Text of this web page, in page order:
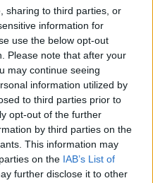
sharing to third parties, or
information for
use the below opt-out
Please note that after your
may continue seeing
information utilized by
to third parties prior to
opt-out of the further
by third parties on the
This information may
on the IAB’s List of
further disclose it to other
une panne de Facebook,
semble avoir des